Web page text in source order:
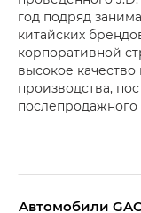
год подряд
китайских
корпоративной
высокое
производства,
Aвтомобили